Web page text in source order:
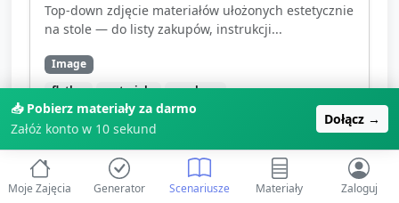
Top‑down zdjęcie materiałów ułożonych estetycznie
na stole — do listy zakupów, instrukcji...
Image
flatlay
materiały przybory
📥 Pobierz materiały za darmo
Załóż konto w 10 sekund
Dołącz →
Moje Zajęcia Generator Scenariusze Materiały Zaloguj